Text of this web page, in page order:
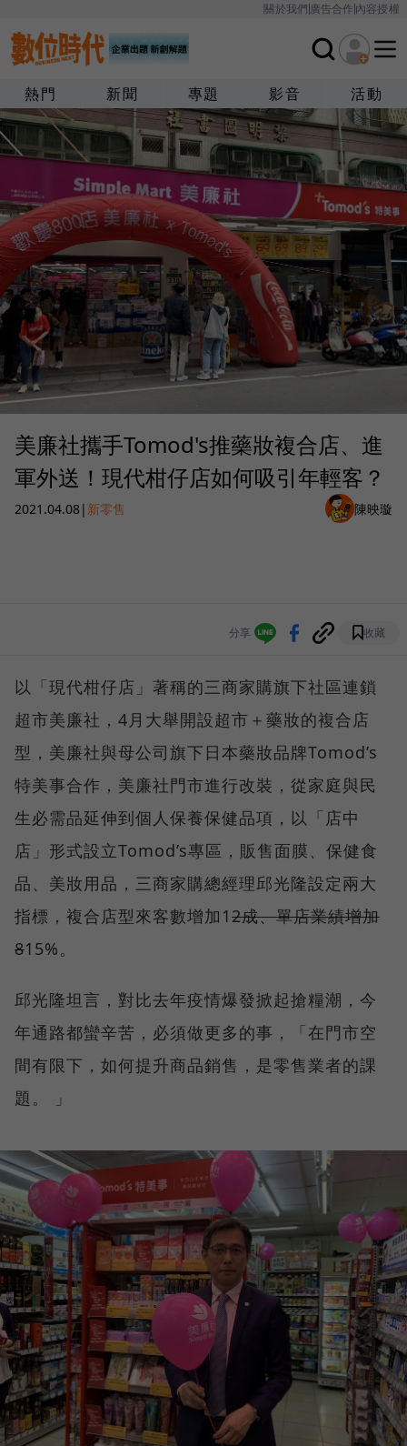
關於我們廣告合作內容授權
熱門 新聞 專題 影音 活動
美廉社攜手Tomod's推藥妝複合店、進
軍外送！現代柑仔店如何吸引年輕客？
2021.04.08| 新零售 陳映璇
分享 收藏
以「現代柑仔店」著稱的三商家購旗下社區連鎖
超市美廉社，4月大舉開設超市＋藥妝的複合店
型，美廉社與母公司旗下日本藥妝品牌Tomod’s
特美事合作，美廉社門市進行改裝，從家庭與民
生必需品延伸到個人保養保健品項，以「店中
店」形式設立Tomod’s專區，販售面膜、保健食
品、美妝用品，三商家購總經理邱光隆設定兩大
指標，複合店型來客數增加12成、單店業績增加
815%。
邱光隆坦言，對比去年疫情爆發掀起搶糧潮，今
年通路都蠻辛苦，必須做更多的事，「在門市空
間有限下，如何提升商品銷售，是零售業者的課
題。 」